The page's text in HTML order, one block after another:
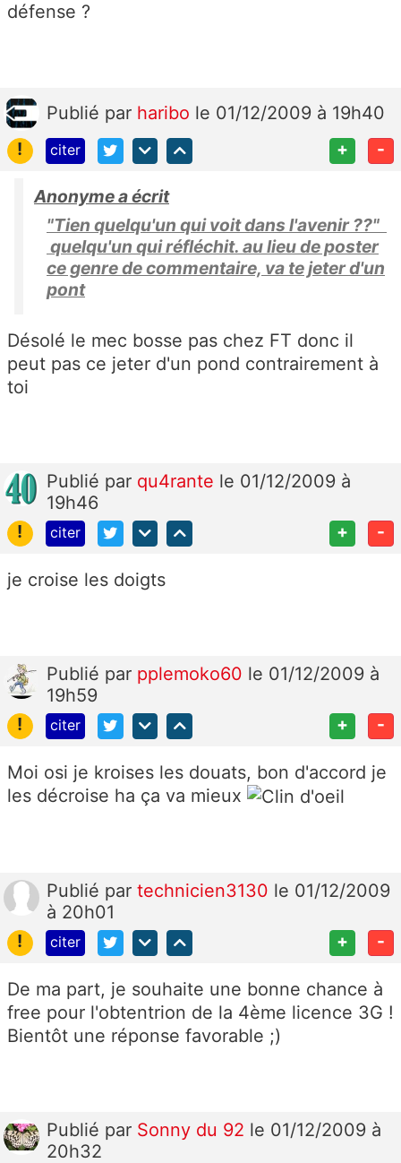
défense ?
Publié par haribo le 01/12/2009 à 19h40
!
citer + -
Anonyme a écrit
"Tien quelqu'un qui voit dans l'avenir ??"
quelqu'un qui réfléchit. au lieu de poster
ce genre de commentaire, va te jeter d'un
pont
Désolé le mec bosse pas chez FT donc il
peut pas ce jeter d'un pond contrairement à
toi
Publié par qu4rante le 01/12/2009 à
19h46
!
citer + -
je croise les doigts
Publié par pplemoko60 le 01/12/2009 à
19h59
!
citer + -
Moi osi je kroises les douats, bon d'accord je
les décroise ha ça va mieux
Publié par technicien3130 le 01/12/2009
à 20h01
!
citer + -
De ma part, je souhaite une bonne chance à
free pour l'obtentrion de la 4ème licence 3G !
Bientôt une réponse favorable ;)
Publié par Sonny du 92 le 01/12/2009 à
20h32